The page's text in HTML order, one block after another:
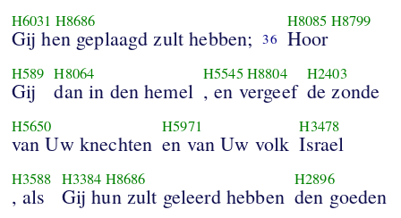
H6031 H8686
Gij hen geplaagd zult hebben; 36
H8085 H8799
Hoor
H589
Gij
H8064
dan in den hemel
H5545H8804
, en vergeef
H2403
de zonde
H5650
van Uw knechten
H5971
en van Uw volk
H3478
Israel
H3588
, als
H3384 H8686
Gij hun zult geleerd hebben
H2896
den goeden